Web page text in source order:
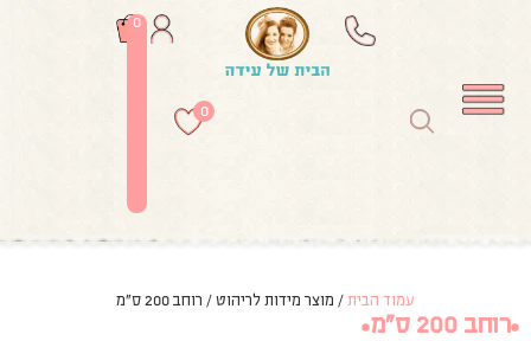
0
0
עמוד הבית / מוצר מידות לריהוט / רוחב 200 ס"מ
רוחב 200 ס"מ